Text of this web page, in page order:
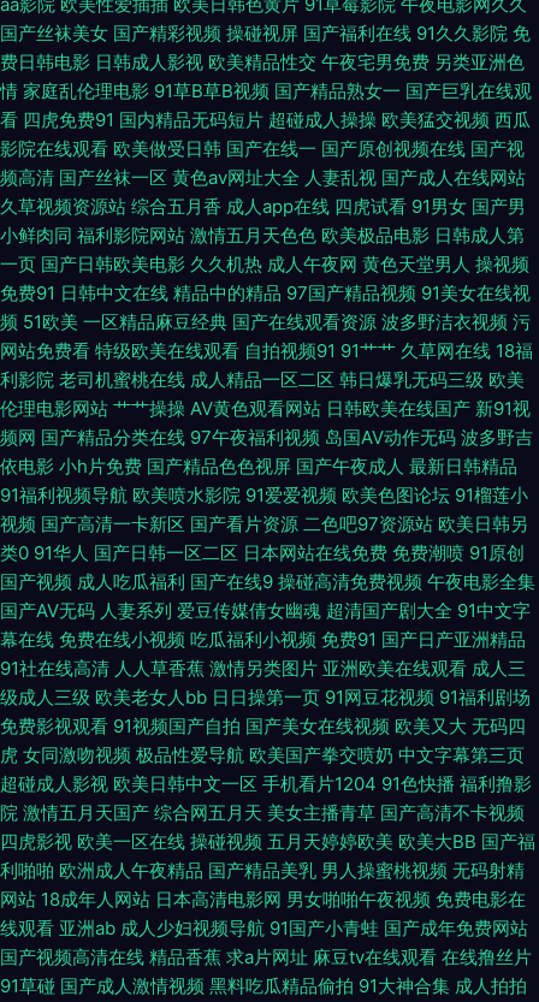
福利网 91亚洲麻豆成人最热精品 中文字幕在线第一页 麻豆爱豆果冻 欧美日
韩亚洲国产综合 另类专区色情 玖玖爱艹b av福利区 超碰97人人妻 欧美亚洲
伦理久久中文 五月丁香在线视频一二区 九九久久亚洲视频 国产日韩欧美中
文字幕 久久精品国产中国 久草福利资源在线 成人视频免费在线 天天色图片
午夜免费看片 AV性爱在线 老湿机深夜福利 色图福利社 草莓视频黄免费下载
亚洲第一成人直播间 91短视频传媒 九一在在线免费观看 久草精品在线观看
成人免费三级 人妖性生活 日韩理论写着在线影院 久草资源视频 人妻免费一
区二区 白丝美女足交 免费电影在线国产 av成人资源 九九热九九日韩无码 岛
国福利导航 超碰网在线 影音先锋人妻绿帽 老湿机一二三 AV新入口 黄色性爱
影院 羞羞午夜成人网站 激情五月花婷婷 青娱乐最新地址 欧美日韩女同在线
亚洲社区黄色 久草国产精品 成人网站ww 婷婷五月天色色 成人网站在线观
看91 欧美亚洲国产精品 白丝唐伯虎 亚洲天天影色 香蕉青草伊人视久精品 午
夜理论 AV免费在线观看网站 91页免费视频 日韩无码无需下载 性爱AV久草网
白丝av一区 人人干人人操人妻 久久人人艹艹超碰 国产专区日韩欧美 国产区
51海角 青娱乐大 玖玖爱玖玖操 韩国电视剧网站 亚州日韩欧美 男女叉视频 福
利社午夜社区频道 日本污污视频 91官网看 伊人久久国产日本日本 av网站黄
国产丝袜美女 国产精彩视频 操碰视屏 国产福利在线 91久久影院 免
费日韩电影 日韩成人影视 欧美精品性交 午夜宅男免费 另类亚洲色
情 家庭乱伦理电影 91草B草B视频 国产精品熟女一 国产巨乳在线观
看 四虎免费91 国内精品无码短片 超碰成人操操 欧美猛交视频 西瓜
影院在线观看 欧美做受日韩 国产在线一 国产原创视频在线 国产视
频高清 国产丝袜一区 黄色av网址大全 人妻乱视 国产成人在线网站
久草视频资源站 综合五月香 成人app在线 四虎试看 91男女 国产男
小鲜肉同 福利影院网站 激情五月天色色 欧美极品电影 日韩成人第
一页 国产日韩欧美电影 久久机热 成人午夜网 黄色天堂男人 操视频
免费91 日韩中文在线 精品中的精品 97国产精品视频 91美女在线视
频 51欧美 一区精品麻豆经典 国产在线观看资源 波多野洁衣视频 污
网站免费看 特级欧美在线观看 自拍视频91 91艹艹 久草网在线 18福
利影院 老司机蜜桃在线 成人精品一区二区 韩日爆乳无码三级 欧美
伦理电影网站 艹艹操操 AV黄色观看网站 日韩欧美在线国产 新91视
频网 国产精品分类在线 97午夜福利视频 岛国AV动作无码 波多野吉
依电影 小h片免费 国产精品色色视屏 国产午夜成人 最新日韩精品
91福利视频导航 欧美喷水影院 91爱爱视频 欧美色图论坛 91榴莲小
视频 国产高清一卡新区 国产看片资源 二色吧97资源站 欧美日韩另
类0 91华人 国产日韩一区二区 日本网站在线免费 免费潮喷 91原创
国产视频 成人吃瓜福利 国产在线9 操碰高清免费视频 午夜电影全集
国产AV无码 人妻系列 爱豆传媒倩女幽魂 超清国产剧大全 91中文字
幕在线 免费在线小视频 吃瓜福利小视频 免费91 国产日产亚洲精品
91社在线高清 人人草香蕉 激情另类图片 亚洲欧美在线观看 成人三
级成人三级 欧美老女人bb 日日操第一页 91网豆花视频 91福利剧场
免费影视观看 91视频国产自拍 国产美女在线视频 欧美又大 无码四
虎 女同激吻视频 极品性爱导航 欧美国产拳交喷奶 中文字幕第三页
超碰成人影视 欧美日韩中文一区 手机看片1204 91色快播 福利撸影
院 激情五月天国产 综合网五月天 美女主播青草 国产高清不卡视频
四虎影视 欧美一区在线 操碰视频 五月天婷婷欧美 欧美大BB 国产福
利啪啪 欧洲成人午夜精品 国产精品美乳 男人操蜜桃视频 无码射精
网站 18成年人网站 日本高清电影网 男女啪啪午夜视频 免费电影在
线观看 亚洲ab 成人少妇视频导航 91国产小青蛙 国产成年免费网站
国产视频高清在线 精品香蕉 求a片网址 麻豆tv在线观看 在线撸丝片
91草碰 国产成人激情视频 黑料吃瓜精品偷拍 91大神合集 成人拍拍